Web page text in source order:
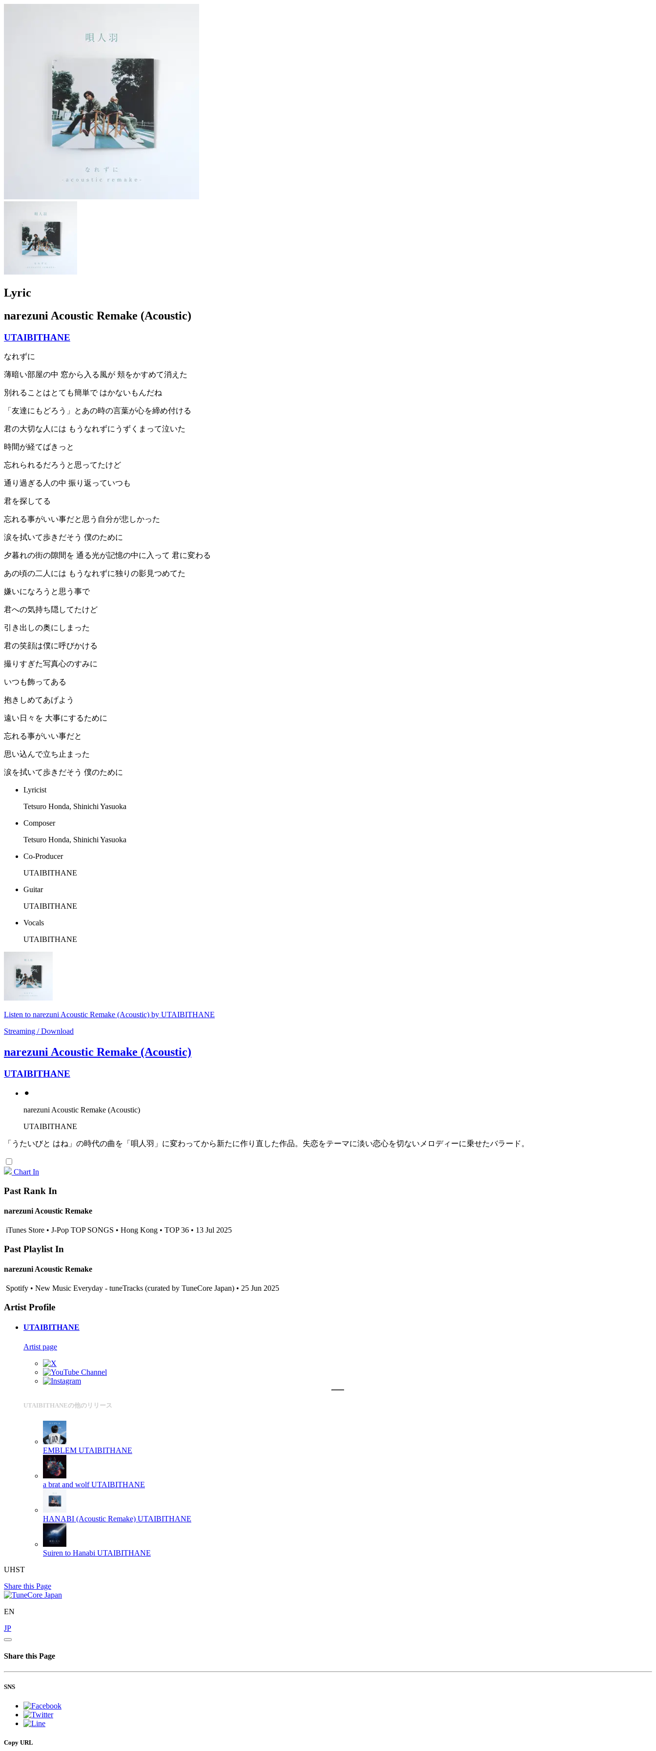
Lyric
narezuni Acoustic Remake (Acoustic)
UTAIBITHANE
なれずに
薄暗い部屋の中 窓から入る風が 頬をかすめて消えた
別れることはとても簡単で はかないもんだね
「友達にもどろう」とあの時の言葉が心を締め付ける
君の大切な人には もうなれずにうずくまって泣いた
時間が経てばきっと
忘れられるだろうと思ってたけど
通り過ぎる人の中 振り返っていつも
君を探してる
忘れる事がいい事だと思う自分が悲しかった
涙を拭いて歩きだそう 僕のために
夕暮れの街の隙間を 通る光が記憶の中に入って 君に変わる
あの頃の二人には もうなれずに独りの影見つめてた
嫌いになろうと思う事で
君への気持ち隠してたけど
引き出しの奥にしまった
君の笑顔は僕に呼びかける
撮りすぎた写真心のすみに
いつも飾ってある
抱きしめてあげよう
遠い日々を 大事にするために
忘れる事がいい事だと
思い込んで立ち止まった
涙を拭いて歩きだそう 僕のために
Lyricist
Tetsuro Honda, Shinichi Yasuoka
Composer
Tetsuro Honda, Shinichi Yasuoka
Co-Producer
UTAIBITHANE
Guitar
UTAIBITHANE
Vocals
UTAIBITHANE
Listen to narezuni Acoustic Remake (Acoustic) by UTAIBITHANE
Streaming / Download
narezuni Acoustic Remake (Acoustic)
UTAIBITHANE
⚫︎
narezuni Acoustic Remake (Acoustic)
UTAIBITHANE
「うたいびと はね」の時代の曲を「唄人羽」に変わってから新たに作り直した作品。失恋をテーマに淡い恋心を切ないメロディーに乗せたバラード。
Chart In
Past Rank In
narezuni Acoustic Remake
iTunes Store • J-Pop TOP SONGS • Hong Kong • TOP 36 • 13 Jul 2025
Past Playlist In
narezuni Acoustic Remake
Spotify • New Music Everyday - tuneTracks (curated by TuneCore Japan) • 25 Jun 2025
Artist Profile
UTAIBITHANE
Artist page
UTAIBITHANEの他のリリース
EMBLEM UTAIBITHANE
a brat and wolf UTAIBITHANE
HANABI (Acoustic Remake) UTAIBITHANE
Suiren to Hanabi UTAIBITHANE
UHST
Share this Page
EN
JP
Share this Page
SNS
Copy URL